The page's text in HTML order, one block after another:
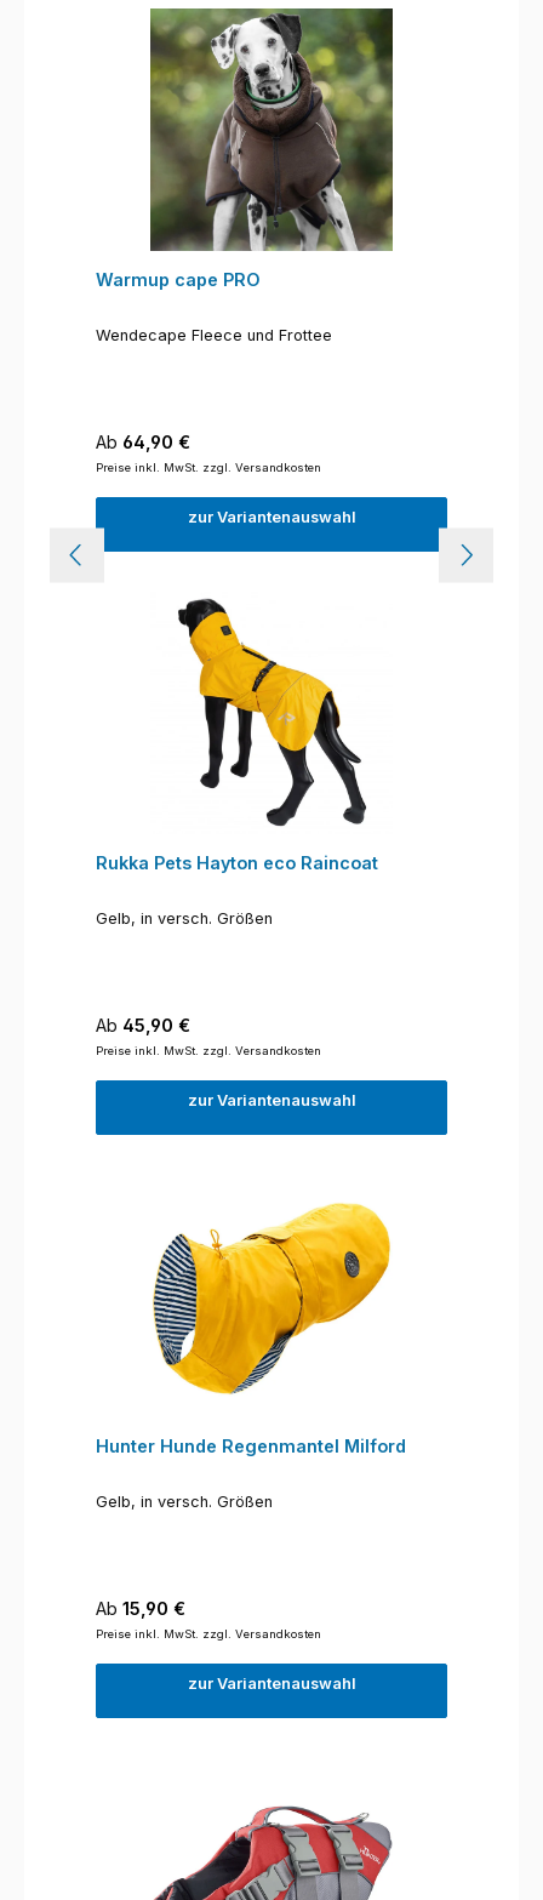
Warmup cape PRO
Wendecape Fleece und Frottee
Regulärer Preis:
Ab 64,90 €
Preise inkl. MwSt. zzgl. Versandkosten
zur Variantenauswahl
Rukka Pets Hayton eco Raincoat
Gelb, in versch. Größen
Regulärer Preis:
Ab 45,90 €
Preise inkl. MwSt. zzgl. Versandkosten
zur Variantenauswahl
Hunter Hunde Regenmantel Milford
Gelb, in versch. Größen
Regulärer Preis:
Ab 15,90 €
Preise inkl. MwSt. zzgl. Versandkosten
zur Variantenauswahl